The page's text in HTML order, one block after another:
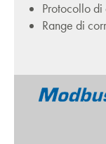
Protocollo
Range di